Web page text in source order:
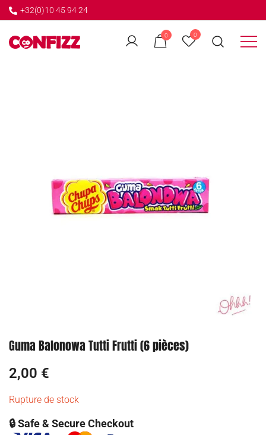
+32(0)10 45 94 24
0 0
← GO BACK
Guma Balonowa Tutti Frutti (6 pièces)
2,00 €
Rupture de stock
🔒 Safe & Secure Checkout